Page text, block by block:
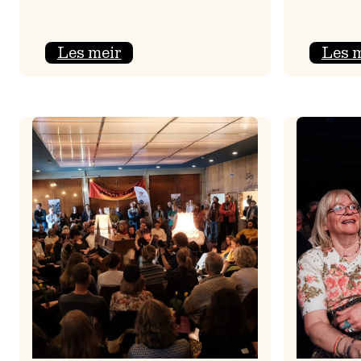
Les meir:
–
3.
joledag
Les